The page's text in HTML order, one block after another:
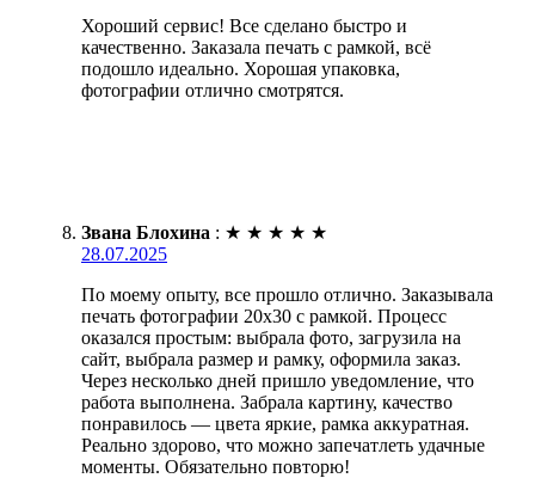
Хороший сервис! Все сделано быстро и
качественно. Заказала печать с рамкой, всё
подошло идеально. Хорошая упаковка,
фотографии отлично смотрятся.
Звана Блохина : ★ ★ ★ ★ ★
28.07.2025
По моему опыту, все прошло отлично. Заказывала
печать фотографии 20х30 с рамкой. Процесс
оказался простым: выбрала фото, загрузила на
сайт, выбрала размер и рамку, оформила заказ.
Через несколько дней пришло уведомление, что
работа выполнена. Забрала картину, качество
понравилось — цвета яркие, рамка аккуратная.
Реально здорово, что можно запечатлеть удачные
моменты. Обязательно повторю!